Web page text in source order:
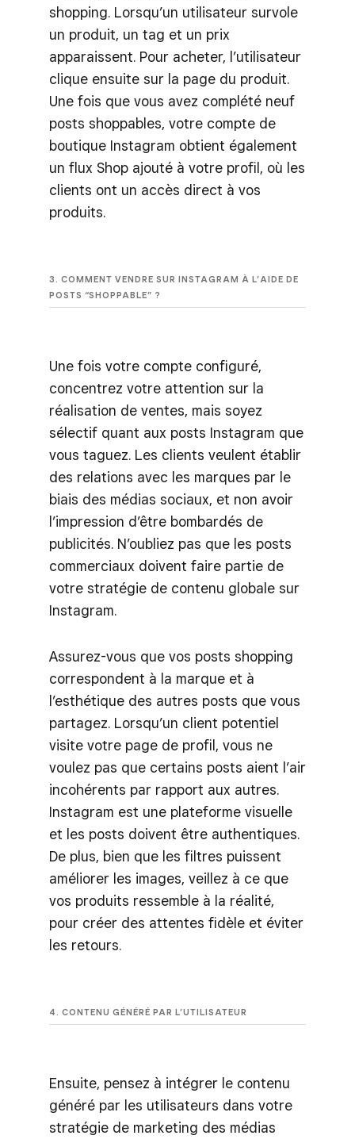
shopping. Lorsqu’un utilisateur survole
un produit, un tag et un prix
apparaissent. Pour acheter, l’utilisateur
clique ensuite sur la page du produit.
Une fois que vous avez complété neuf
posts shoppables, votre compte de
boutique Instagram obtient également
un flux Shop ajouté à votre profil, où les
clients ont un accès direct à vos
produits.
3. COMMENT VENDRE SUR INSTAGRAM À L’AIDE DE
POSTS “SHOPPABLE” ?
Une fois votre compte configuré,
concentrez votre attention sur la
réalisation de ventes, mais soyez
sélectif quant aux posts Instagram que
vous taguez. Les clients veulent établir
des relations avec les marques par le
biais des médias sociaux, et non avoir
l’impression d’être bombardés de
publicités. N’oubliez pas que les posts
commerciaux doivent faire partie de
votre stratégie de contenu globale sur
Instagram.
Assurez-vous que vos posts shopping
correspondent à la marque et à
l’esthétique des autres posts que vous
partagez. Lorsqu’un client potentiel
visite votre page de profil, vous ne
voulez pas que certains posts aient l’air
incohérents par rapport aux autres.
Instagram est une plateforme visuelle
et les posts doivent être authentiques.
De plus, bien que les filtres puissent
améliorer les images, veillez à ce que
vos produits ressemble à la réalité,
pour créer des attentes fidèle et éviter
les retours.
4. CONTENU GÉNÉRÉ PAR L’UTILISATEUR
Ensuite, pensez à intégrer le contenu
généré par les utilisateurs dans votre
stratégie de marketing des médias